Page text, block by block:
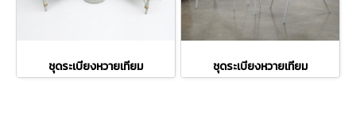
ชุดระเบียงหวายเทียม ชุดระเบียงหวายเทียม